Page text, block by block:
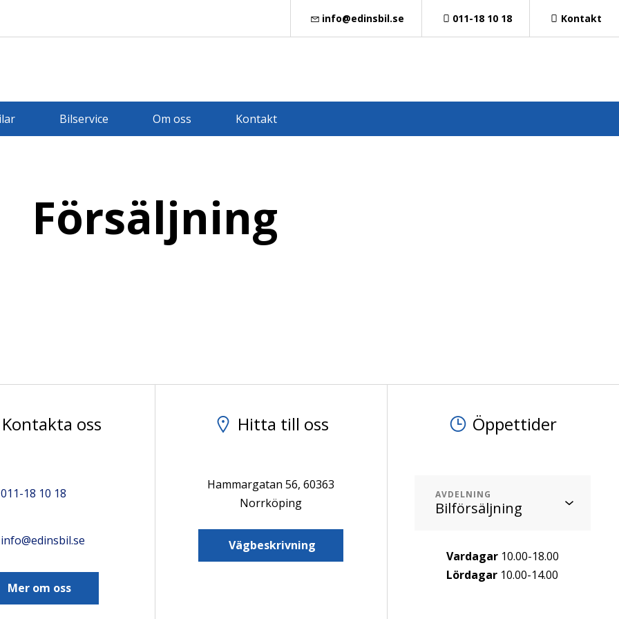
info@edinsbil.se 011-18 10 18 Kontakt
Bilservice Om oss Kontakt
Försäljning
Kontakta oss
18 10 18
Mer om oss
Hitta till oss
Hammargatan 56, 60363
Norrköping
Vägbeskrivning
Öppettider
AVDELNING
Vardagar10.00-18.00
Lördagar 10.00-14.00